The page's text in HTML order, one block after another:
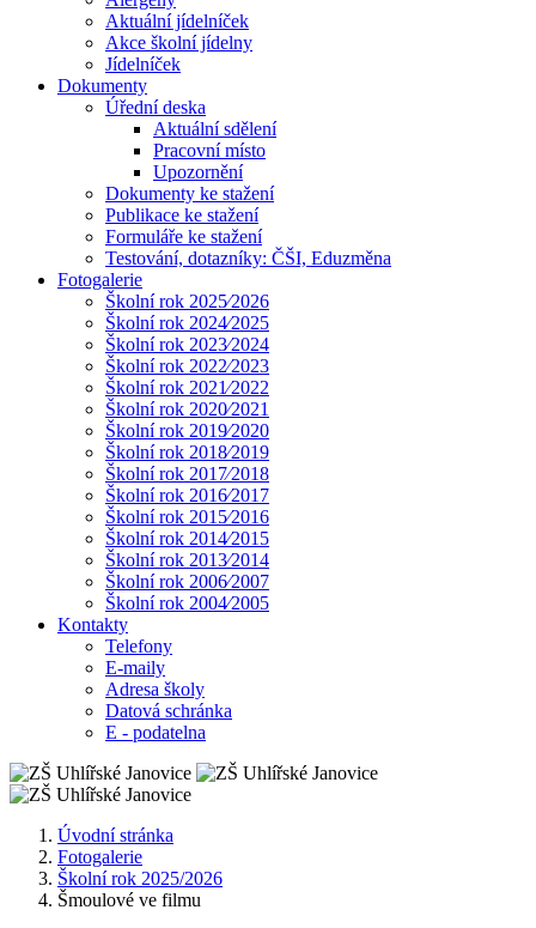
Aktuální jídelníček
Akce školní jídelny
Jídelníček
Dokumenty
Úřední deska
Aktuální sdělení
Pracovní místo
Upozornění
Dokumenty ke stažení
Publikace ke stažení
Formuláře ke stažení
Testování, dotazníky: ČŠI, Eduzměna
Fotogalerie
Školní rok 2025⁄2026
Školní rok 2024⁄2025
Školní rok 2023⁄2024
Školní rok 2022⁄2023
Školní rok 2021⁄2022
Školní rok 2020⁄2021
Školní rok 2019⁄2020
Školní rok 2018⁄2019
Školní rok 2017⁄2018
Školní rok 2016⁄2017
Školní rok 2015⁄2016
Školní rok 2014⁄2015
Školní rok 2013⁄2014
Školní rok 2006⁄2007
Školní rok 2004⁄2005
Kontakty
Telefony
E-maily
Adresa školy
Datová schránka
E - podatelna
Úvodní stránka
Fotogalerie
Školní rok 2025/2026
Šmoulové ve filmu